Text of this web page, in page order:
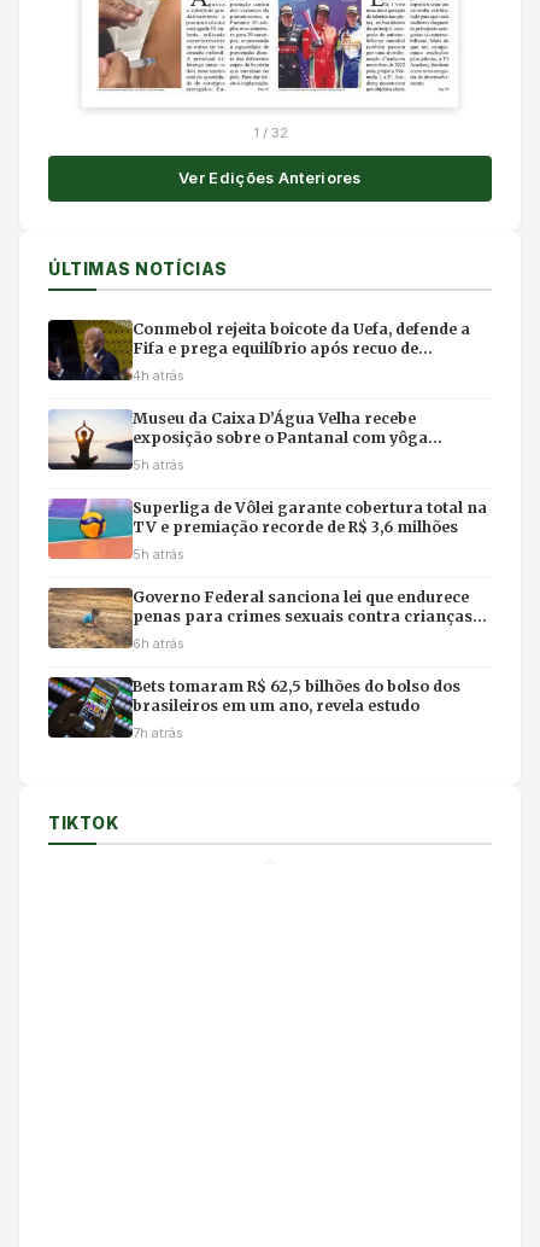
1 / 32
Ver Edições Anteriores
ÚLTIMAS NOTÍCIAS
Conmebol rejeita boicote da Uefa, defende a
Fifa e prega equilíbrio após recuo de
Infantino
4h atrás
Museu da Caixa D’Água Velha recebe
exposição sobre o Pantanal com yôga
imersivo e feirinha em Cuiabá
5h atrás
Superliga de Vôlei garante cobertura total na
TV e premiação recorde de R$ 3,6 milhões
5h atrás
Governo Federal sanciona lei que endurece
penas para crimes sexuais contra crianças
na internet e uso de IA
6h atrás
Bets tomaram R$ 62,5 bilhões do bolso dos
brasileiros em um ano, revela estudo
7h atrás
TIKTOK